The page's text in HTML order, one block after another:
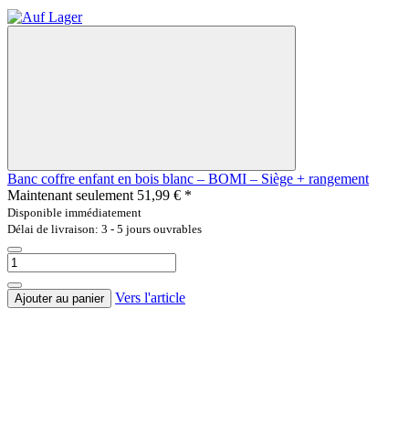
Banc coffre enfant en bois blanc – BOMI – Siège + rangement
Maintenant seulement 51,99 € *
Disponible immédiatement
Délai de livraison: 3 - 5 jours ouvrables
Ajouter au panier Vers l'article